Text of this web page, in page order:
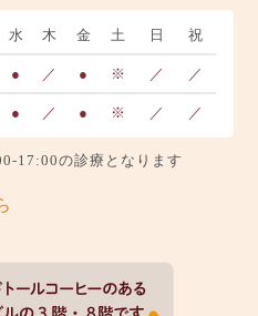
水 木 金 土 日 祝
● ／ ● ※ ／ ／
● ／ ● ※ ／ ／
17:00の診療となります